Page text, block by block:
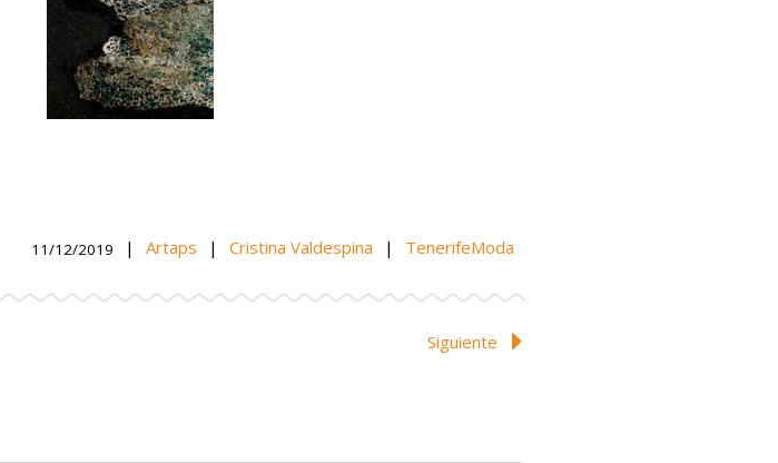
11/12/2019 | Artaps | Cristina Valdespina | TenerifeModa
Siguiente